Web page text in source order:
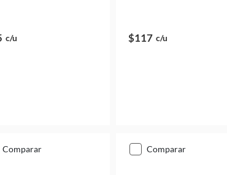
c/u $117 c/u
comparar comparar